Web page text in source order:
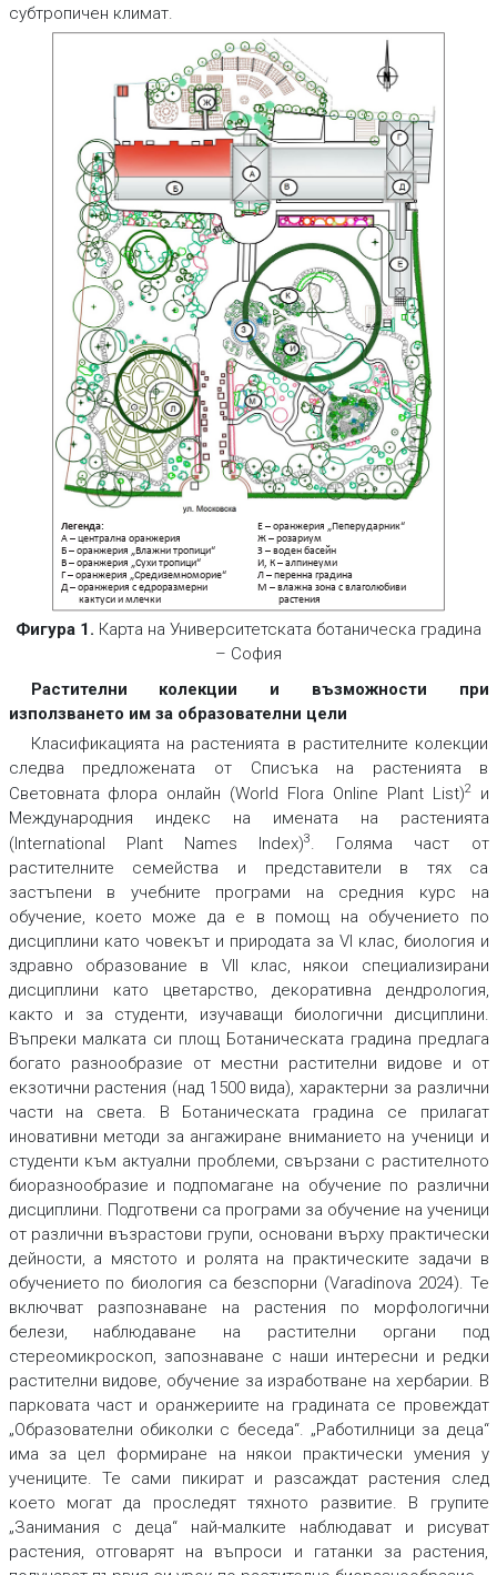
субтропичен климат.
Легенда:
А – централна оранжерия
Б – оранжерия „Влажни тропици“
В – оранжерия „Сухи тропици“
Г – оранжерия „Средиземноморие“
Д – оранжерия с едроразмерни
кактуси и млечки
Е – оранжерия „Пеперударник“
Ж – розариум
З – воден басейн
И, К – алпинеуми
Л – перенна градина
М – влажна зона с влаголюбиви
растения
Фигура 1. Карта на Университетската ботаническа градина
– София
Растителни колекции и възможности при
използването им за образователни цели
Класификацията на растенията в растителните колекции
следва предложената от Списъка на растенията в
Световната флора онлайн (World Flora Online Plant List)2и
Международния индекс на имената на растенията
(International Plant Names Index)3. Голяма част от
растителните семейства и представители в тях са
застъпени в учебните програми на средния курс на
обучение, което може да е в помощ на обучението по
дисциплини като човекът и природата за VI клас, биология и
здравно образование в VII клас, някои специализирани
дисциплини като цветарство, декоративна дендрология,
както и за студенти, изучаващи биологични дисциплини.
Въпреки малката си площ Ботаническата градина предлага
богато разнообразие от местни растителни видове и от
екзотични растения (над 1500 вида), характерни за различни
части на света. В Ботаническата градина се прилагат
иновативни методи за ангажиране вниманието на ученици и
студенти към актуални проблеми, свързани с растителното
биоразнообразие и подпомагане на обучение по различни
дисциплини. Подготвени са програми за обучение на ученици
от различни възрастови групи, основани върху практически
дейности, а мястото и ролята на практическите задачи в
обучението по биология са безспорни (Varadinova 2024). Те
включват разпознаване на растения по морфологични
белези, наблюдаване на растителни органи под
стереомикроскоп, запознаване с наши интересни и редки
растителни видове, обучение за изработване на хербарии. В
парковата част и оранжериите на градината се провеждат
„Образователни обиколки с беседа“. „Работилници за деца“
има за цел формиране на някои практически умения у
учениците. Те сами пикират и разсаждат растения след
което могат да проследят тяхното развитие. В групите
„Занимания с деца“ най-малките наблюдават и рисуват
растения, отговарят на въпроси и гатанки за растения,